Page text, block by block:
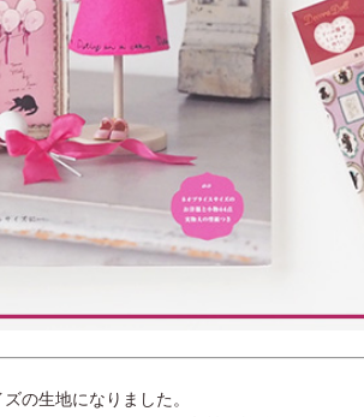
の生地になりました。